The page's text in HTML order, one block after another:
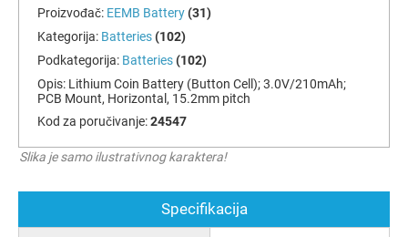
Proizvođač: EEMB Battery (31)
Kategorija: Batteries (102)
Podkategorija: Batteries (102)
Opis: Lithium Coin Battery (Button Cell); 3.0V/210mAh;
PCB Mount, Horizontal, 15.2mm pitch
Kod za poručivanje:24547
Slika je samo ilustrativnog karaktera!
Specifikacija